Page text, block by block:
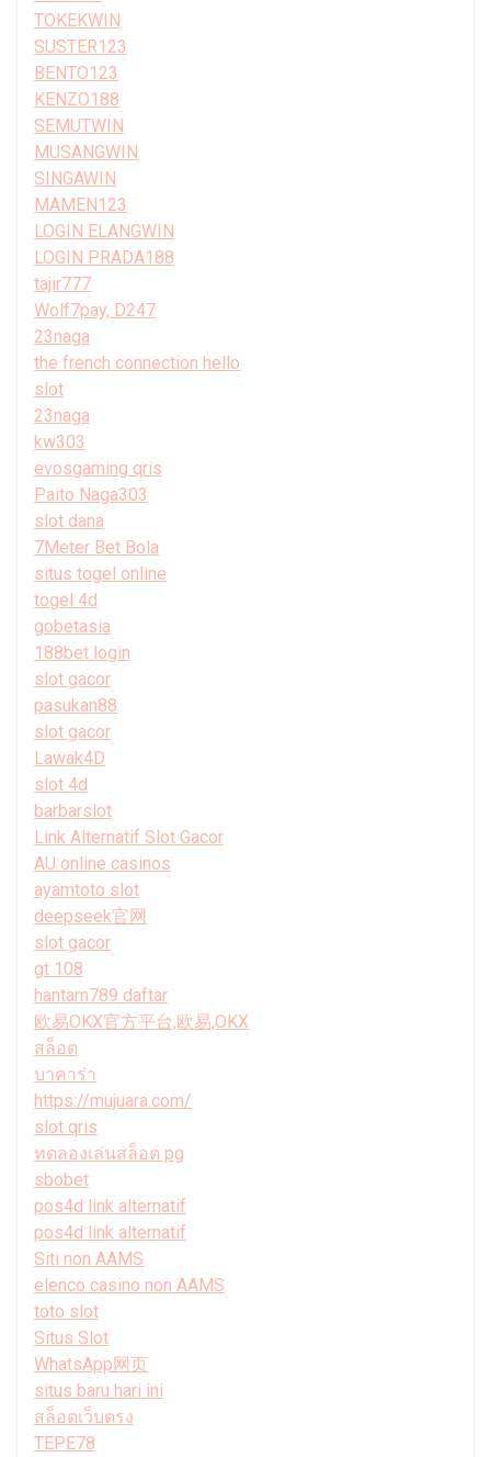
TOKEKWIN
SUSTER123
BENTO123
KENZO188
SEMUTWIN
MUSANGWIN
SINGAWIN
MAMEN123
LOGIN ELANGWIN
LOGIN PRADA188
tajir777
Wolf7pay, D247
23naga
the french connection hello
slot
23naga
kw303
evosgaming qris
Paito Naga303
slot dana
7Meter Bet Bola
situs togel online
togel 4d
gobetasia
188bet login
slot gacor
pasukan88
slot gacor
Lawak4D
slot 4d
barbarslot
Link Alternatif Slot Gacor
AU online casinos
ayamtoto slot
deepseek官网
slot gacor
gt 108
hantam789 daftar
欧易OKX官方平台,欧易,OKX
สล็อต
บาคาร่า
https://mujuara.com/
slot qris
ทดลองเล่นสล็อต pg
sbobet
pos4d link alternatif
pos4d link alternatif
Siti non AAMS
elenco casino non AAMS
toto slot
Situs Slot
WhatsApp网页
situs baru hari ini
สล็อตเว็บตรง
TEPE78